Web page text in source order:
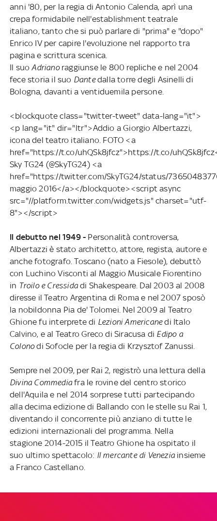
anni '80, per la regia di Antonio Calenda, aprì una
crepa formidabile nell'establishment teatrale
italiano, tanto che si può parlare di "prima" e "dopo"
Enrico IV per capire l'evoluzione nel rapporto tra
pagina e scrittura scenica.
Il suoAdrianoraggiunse le 800 repliche e nel 2004
fece storia il suo Dantedalla torre degli Asinelli di
Bologna, davanti a ventiduemila persone.
<blockquote class="twitter-tweet" data-lang="it">
<p lang="it" dir="ltr">Addio a Giorgio Albertazzi,
icona del teatro italiano. FOTO <a
href="https://t.co/uhQSk8jfcz">https://t.co/
Sky TG24 (@SkyTG24) <a
href="https://twitter.com/SkyTG24/status/
maggio 2016</a></blockquote><script async
src="//platform.twitter.com/widgets.js" charset="utf-
8"></script>
Il debutto nel 1949 - Personalità controversa,
Albertazzi è stato architetto, attore, regista, autore e
anche fotografo. Toscano (nato a Fiesole), debuttò
con Luchino Visconti al Maggio Musicale Fiorentino
in Troilo e Cressidadi Shakespeare. Dal 2003 al 2008
diresse il Teatro Argentina di Roma e nel 2007 sposò
la nobildonna Pia de' Tolomei. Nel 2009 al Teatro
Ghione fu interprete di Lezioni Americanedi Italo
Calvino, e al Teatro Greco di Siracusa di Edipo a
Colonodi Sofocle per la regia di Krzysztof Zanussi.
Sempre nel 2009, per Rai 2, registrò una lettura della
Divina Commediafra le rovine del centro storico
dell'Aquila e nel 2014 sorprese tutti partecipando
alla decima edizione di Ballando con le stelle su Rai 1,
diventando il concorrente più anziano di tutte le
edizioni internazionali del programma. Nella
stagione 2014-2015 il Teatro Ghione ha ospitato il
suo ultimo spettacolo: Il mercante di Veneziainsieme
a Franco Castellano.